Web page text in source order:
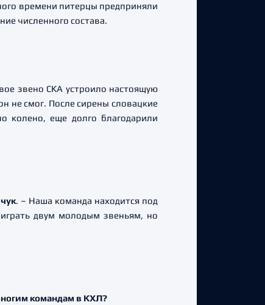
времени питерцы предприняли
численного состава.
звено СКА устроило настоящую
не смог. После сирены словацкие
колено, еще долго благодарили
. – Наша команда находится под
двум молодым звеньям, но
командам в КХЛ?